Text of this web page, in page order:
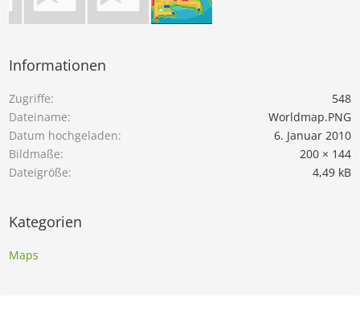
Informationen
Zugriffe
548
Dateiname
Worldmap.PNG
Datum hochgeladen
6. Januar 2010
Bildmaße
200 × 144
Dateigröße
4,49 kB
Kategorien
Maps